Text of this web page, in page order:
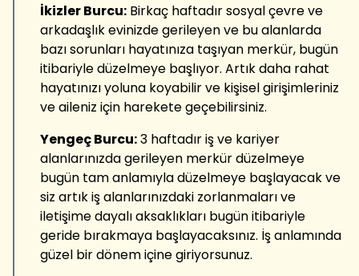
İkizler Burcu: Birkaç haftadır sosyal çevre ve
arkadaşlık evinizde gerileyen ve bu alanlarda
bazı sorunları hayatınıza taşıyan merkür, bugün
itibariyle düzelmeye başlıyor. Artık daha rahat
hayatınızı yoluna koyabilir ve kişisel girişimleriniz
ve aileniz için harekete geçebilirsiniz.
Yengeç Burcu:3 haftadır iş ve kariyer
alanlarınızda gerileyen merkür düzelmeye
bugün tam anlamıyla düzelmeye başlayacak ve
siz artık iş alanlarınızdaki zorlanmaları ve
iletişime dayalı aksaklıkları bugün itibariyle
geride bırakmaya başlayacaksınız. İş anlamında
güzel bir dönem içine giriyorsunuz.